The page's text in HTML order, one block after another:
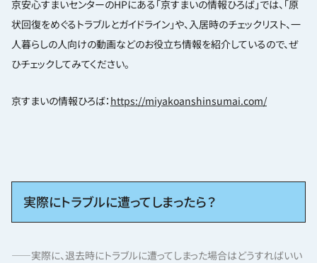
京安心すまいセンターのHPにある「京すまいの情報ひろば」では、「原
状回復をめぐるトラブルとガイドライン」や、入居時のチェックリスト、一
人暮らしの人向けの動画などのお役立ち情報を紹介しているので、ぜ
ひチェックしてみてください。
京すまいの情報ひろば： https://miyakoanshinsumai.com/
実際にトラブルに遭ってしまったら？
——実際に、退去時にトラブルに遭ってしまった場合はどうすればいい